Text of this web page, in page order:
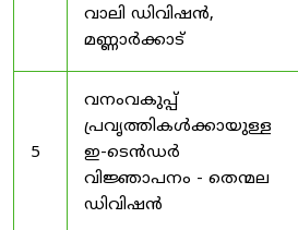
വാലി ഡിവിഷൻ,
മണ്ണാർക്കാട്
5
വനംവകുപ്പ്
പ്രവൃത്തികൾക്കായുള്ള
ഇ-ടെൻഡർ
വിജ്ഞാപനം - തെന്മല
ഡിവിഷൻ